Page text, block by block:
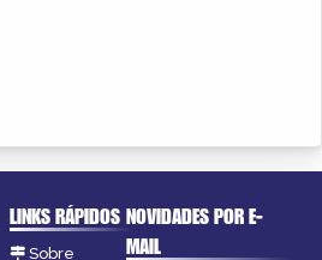
LINKS RÁPIDOS
Sobre
NOVIDADES POR E-
MAIL